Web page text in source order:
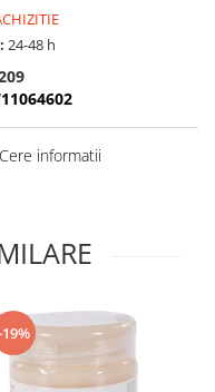
24-48 h
informatii